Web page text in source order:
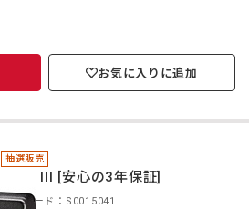
お気に入りに追加
抽選販売
＊GR III [安心の3年保証]
商品コード：S0015041